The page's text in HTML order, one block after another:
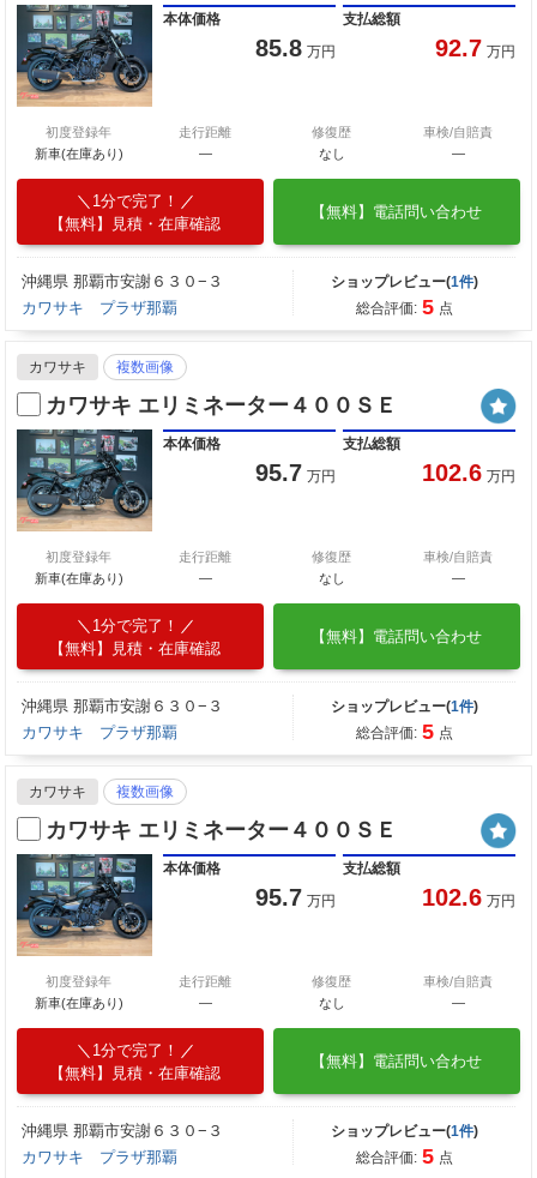
本体価格
85.8 万円
支払総額
92.7 万円
初度登録年
新車(在庫あり)
走行距離
―
修復歴
なし
車検/自賠責
―
1分で完了！
【無料】見積・在庫確認
【無料】電話問い合わせ
沖縄県 那覇市安謝６３０−３
カワサキ プラザ那覇
ショップレビュー(1件)
総合評価: 5 点
カワサキ 複数画像
カワサキ エリミネーター４００ＳＥ
本体価格
95.7 万円
支払総額
102.6 万円
初度登録年
新車(在庫あり)
走行距離
―
修復歴
なし
車検/自賠責
―
1分で完了！
【無料】見積・在庫確認
【無料】電話問い合わせ
沖縄県 那覇市安謝６３０−３
カワサキ プラザ那覇
ショップレビュー(1件)
総合評価: 5 点
カワサキ 複数画像
カワサキ エリミネーター４００ＳＥ
本体価格
95.7 万円
支払総額
102.6 万円
初度登録年
新車(在庫あり)
走行距離
―
修復歴
なし
車検/自賠責
―
1分で完了！
【無料】見積・在庫確認
【無料】電話問い合わせ
沖縄県 那覇市安謝６３０−３
カワサキ プラザ那覇
ショップレビュー(1件)
総合評価: 5 点